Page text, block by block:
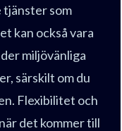
som
kan också vara
miljövänliga
särskilt om du
Flexibilitet och
det kommer till